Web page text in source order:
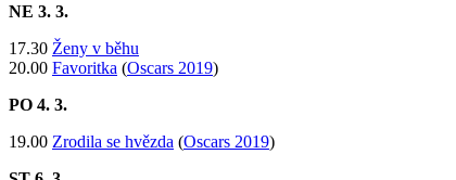
NE 3. 3.
17.30 Ženy v běhu
20.00 Favoritka (Oscars 2019)
PO 4. 3.
19.00 Zrodila se hvězda (Oscars 2019)